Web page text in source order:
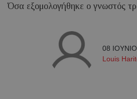
Όσα εξομολογήθηκε ο γνωστός
08
Louis